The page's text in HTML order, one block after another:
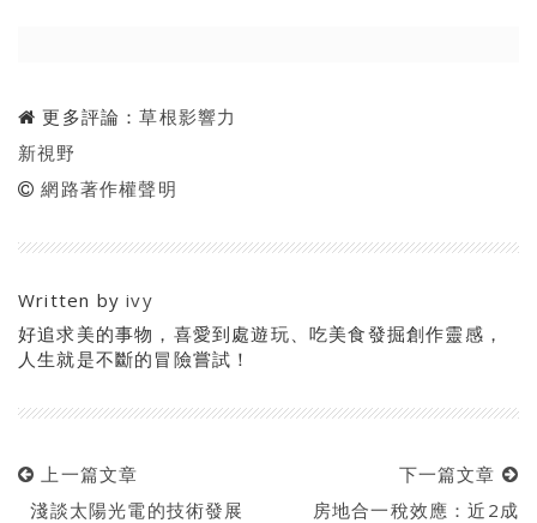
更多評論：草根影響力
新視野
網路著作權聲明
Written byivy
好追求美的事物，喜愛到處遊玩、吃美食發掘創作靈感，
人生就是不斷的冒險嘗試！
上一篇文章
淺談太陽光電的技術發展
下一篇文章
房地合一稅效應：近2成